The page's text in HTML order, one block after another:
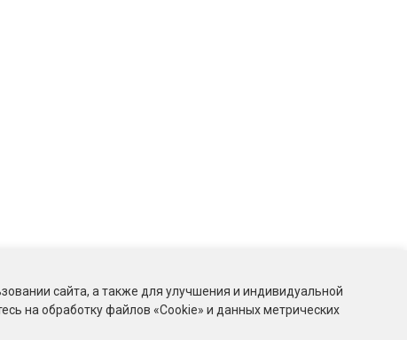
сайта, а также для улучшения и индивидуальной
на обработку файлов «Cookie» и данных метрических